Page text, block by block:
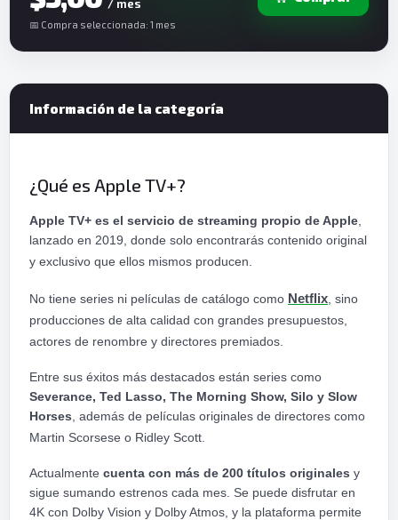
/ mes
📅 Compra seleccionada: 1 mes
Información de la categoría
¿Qué es Apple TV+?
Apple TV+ es el servicio de streaming propio de Apple
lanzado en 2019, donde solo encontrarás contenido original
y exclusivo que ellos mismos producen.
No tiene series ni películas de catálogo como Netflix , sino
producciones de alta calidad con grandes presupuestos,
actores de renombre y directores premiados.
Entre sus éxitos más destacados están series como
Severance, Ted Lasso, The Morning Show, Silo y Slow
Horses , además de películas originales de directores como
Martin Scorsese o Ridley Scott.
Actualmente cuenta con más de 200 títulos originales y
sigue sumando estrenos cada mes. Se puede disfrutar en
4K con Dolby Vision y Dolby Atmos, y la plataforma permite